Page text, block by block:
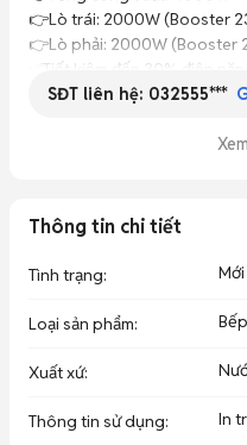
👉Lò trái: 2000W (Booster
👉Lò phải: 2000W (Booster
✅Tiết kiệm đến 30% điện
✅Chức năng nổi bật:
✅Thông tin khác:
✅Điện áp sử dụng:
✅Kích thước mặt kính: 730 x
✅Xuất xứ: Malaysia
SĐT liên hệ: 032555***
Thông tin chi tiết
Tình trạng: Mới
Loại sản phẩm:
Xuất xứ:
Thông tin sử dụng: In